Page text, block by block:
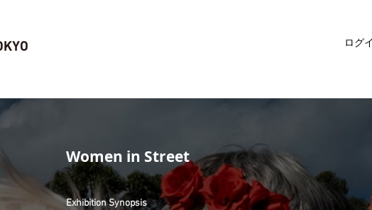
ログ
Women in Street
Exhibition Synopsis